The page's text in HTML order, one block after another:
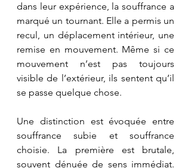
dans leur expérience, la souffrance a
marqué un tournant. Elle a permis un
recul, un déplacement intérieur, une
remise en mouvement. Même si ce
mouvement n’est pas toujours
visible de l’extérieur, ils sentent qu’il
se passe quelque chose.
Une distinction est évoquée entre
souffrance subie et souffrance
choisie. La première est brutale,
souvent dénuée de sens immédiat.